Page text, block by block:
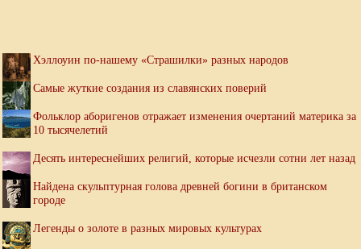
Хэллоуин по-нашему «Страшилки» разных народов
Самые жуткие создания из славянских поверий
Фольклор аборигенов отражает изменения очертаний материка за
10 тысячелетий
Десять интереснейших религий, которые исчезли сотни лет назад
Найдена скульптурная голова древней богини в британском
городе
Легенды о золоте в разных мировых культурах